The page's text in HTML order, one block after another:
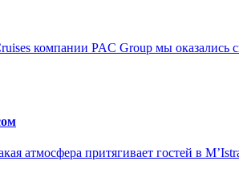
компании PAC Group мы
атмосфера притягивает гостей в